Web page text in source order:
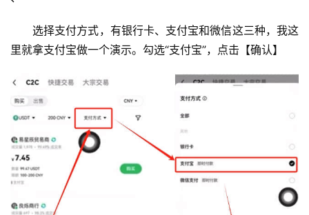
选择支付方式，有银行卡、支付宝和微信这三种，我这
里就拿支付宝做一个演示。勾选“支付宝”，点击【确认】